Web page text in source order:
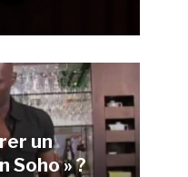
un
Soho » ?